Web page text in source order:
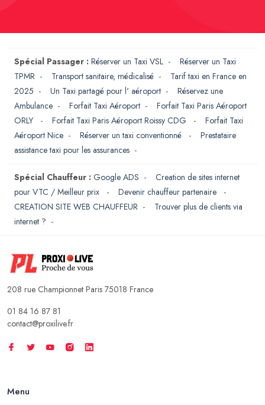
Spécial Passager : Réserver un Taxi VSL - Réserver un Taxi
TPMR - Transport sanitaire, médicalisé - Tarif taxi en France en
2025 - Un Taxi partagé pour l' aéroport - Réservez une
Ambulance - Forfait Taxi Aéroport - Forfait Taxi Paris Aéroport
ORLY
- Forfait Taxi Paris Aéroport Roissy CDG - Forfait Taxi
Aéroport Nice - Réserver un taxi conventionné - Prestataire
assistance taxi pour les assurances -
Spécial Chauffeur : Google ADS - Creation de sites internet
pour VTC / Meilleur prix
- Devenir chauffeur partenaire
-
CREATION SITE WEB CHAUFFEUR - Trouver plus de clients via
internet ? -
208 rue Championnet Paris 75018 France
01 84 16 87 81
contact@proxilive.fr
Menu